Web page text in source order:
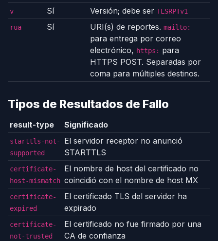
v Sí Versión; debe ser TLSRPTv1
rua Sí URI(s) de reportes. mailto:
para entrega por correo
electrónico, https: para
HTTPS POST. Separadas por
coma para múltiples destinos.
Tipos de Resultados de Fallo
result-type Significado
starttls-not-
supported
El servidor receptor no anunció
STARTTLS
certificate-
host-mismatch
El nombre de host del certificado no
coincidió con el nombre de host MX
certificate-
expired
El certificado TLS del servidor ha
expirado
certificate-
not-trusted
El certificado no fue firmado por una
CA de confianza